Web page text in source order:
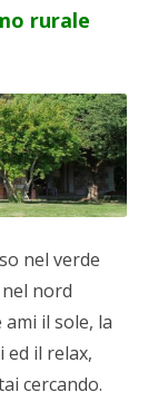
rurale
nel verde
nel nord
ami il sole, la
il relax,
cercando.